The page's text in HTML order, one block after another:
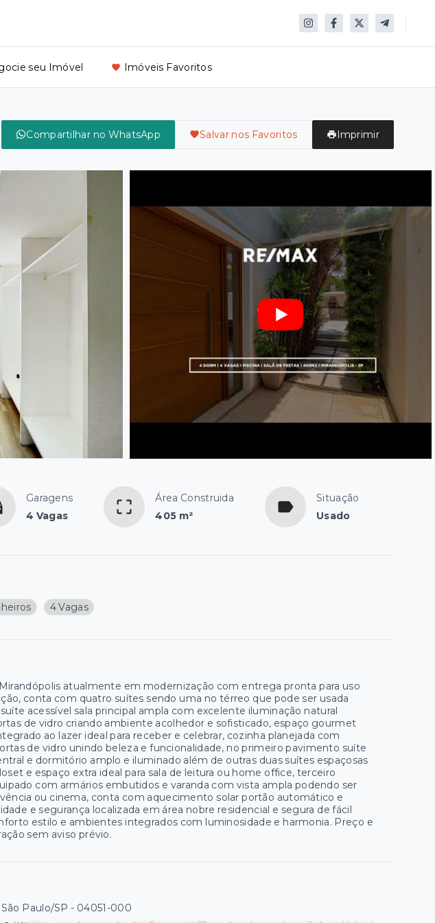
seu Imóvel Imóveis Favoritos
Compartilhar no WhatsApp Salvar nos Favoritos Imprimir
Garagens
4 Vagas
Área Construida
405 m²
Situação
Usado
4 Vagas
atualmente em modernização com entrega pronta para uso
conta com quatro suítes sendo uma no térreo que pode ser usada
acessível sala principal ampla com excelente iluminação natural
de vidro criando ambiente acolhedor e sofisticado, espaço gourmet
ao lazer ideal para receber e celebrar, cozinha planejada com
de vidro unindo beleza e funcionalidade, no primeiro pavimento suíte
e dormitório amplo e iluminado além de outras duas suítes espaçosas
e espaço extra ideal para sala de leitura ou home office, terceiro
com armários embutidos e varanda com vista ampla podendo ser
ou cinema, conta com aquecimento solar portão automático e
e segurança localizada em área nobre residencial e segura de fácil
estilo e ambientes integrados com luminosidade e harmonia. Preço e
sem aviso prévio.
Paulo/SP - 04051-000